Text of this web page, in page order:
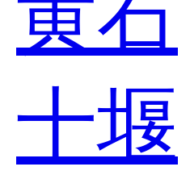
十堰